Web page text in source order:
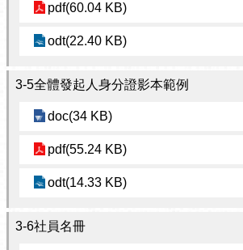
pdf(60.04 KB)
odt(22.40 KB)
3-5全體發起人身分證影本範例
doc(34 KB)
pdf(55.24 KB)
odt(14.33 KB)
3-6社員名冊